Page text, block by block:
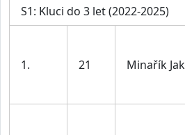
S1: Kluci do 3 let (2022-2025)
1. 21 Minařík